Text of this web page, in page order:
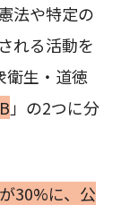
法や特定の
れる活動を
衛生・道徳
」の2つに分
30%に、公